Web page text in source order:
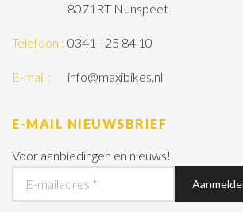
8071RT Nunspeet
Telefoon : 0341 - 25 84 10
E-mail : info@maxibikes.nl
E-MAIL NIEUWSBRIEF
Voor aanbiedingen en nieuws!